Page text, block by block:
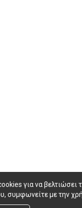
για να βελτιώσει
συμφωνείτε με την